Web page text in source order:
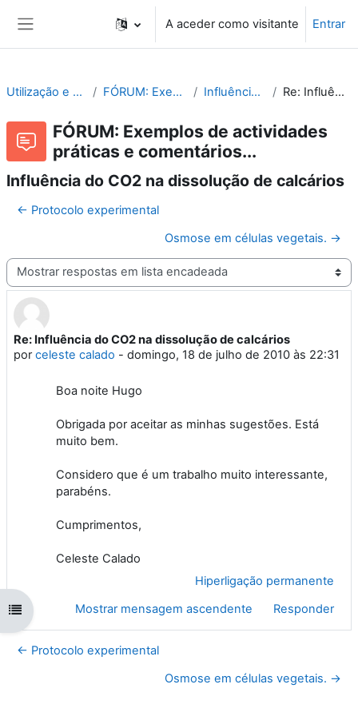
A aceder como visitante Entrar
Abrir índice da disciplina
Utilização e Organização de Laboratórios Escolares FÓRUM: Exemplos de actividades práticas e comentários... Influência do CO2 na dissolução de calcários Re: Influência do CO2 na dissolução de calcários
FÓRUM: Exemplos de actividades
práticas e comentários...
Influência do CO2 na dissolução de calcários
← Protocolo experimental
Osmose em células vegetais. →
Modo de visualização
Re: Influência do CO2 na dissolução de calcários
porceleste calado - domingo, 18 de julho de 2010 às 22:31
Número de respostas: 0
Boa noite Hugo
Obrigada por aceitar as minhas sugestões. Está
muito bem.
Considero que é um trabalho muito interessante,
parabéns.
Cumprimentos,
Celeste Calado
Hiperligação permanente
Mostrar mensagem ascendente
Responder
← Protocolo experimental
Osmose em células vegetais. →